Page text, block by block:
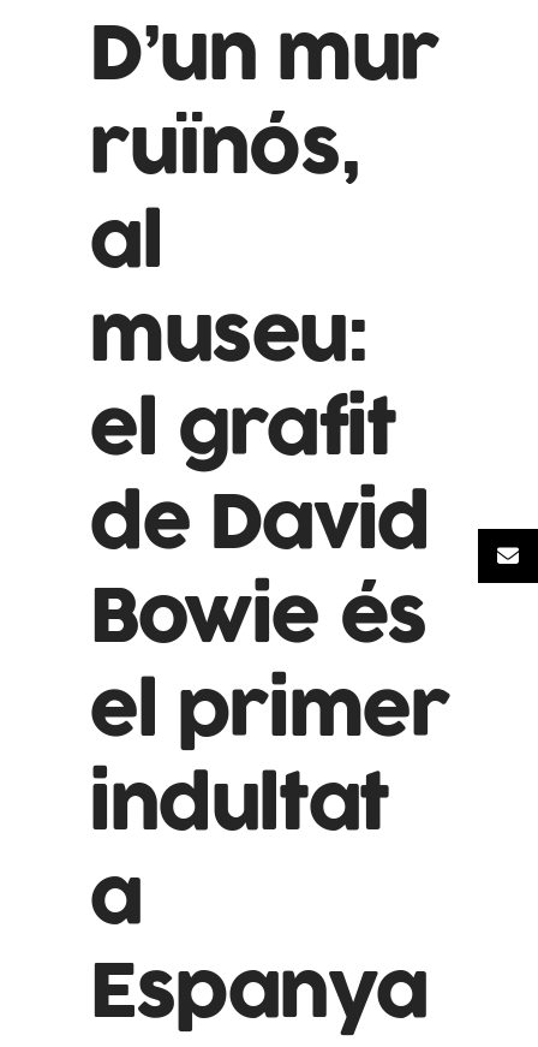
D’un mur
ruïnós,
al
museu:
el grafit
de David
Bowie és
el primer
indultat
a
Espanya